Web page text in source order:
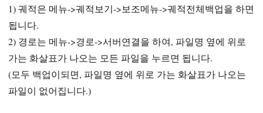
1) 궤적은 메뉴->궤적보기->보조메뉴->궤적전체백업을 하면
됩니다.
2) 경로는 메뉴->경로->서버연결을 하여, 파일명 옆에 위로
가는 화살표가 나오는 모든 파일을 누르면 됩니다.
(모두 백업이되면, 파일명 옆에 위로 가는 화살표가 나오는
파일이 없어집니다.)